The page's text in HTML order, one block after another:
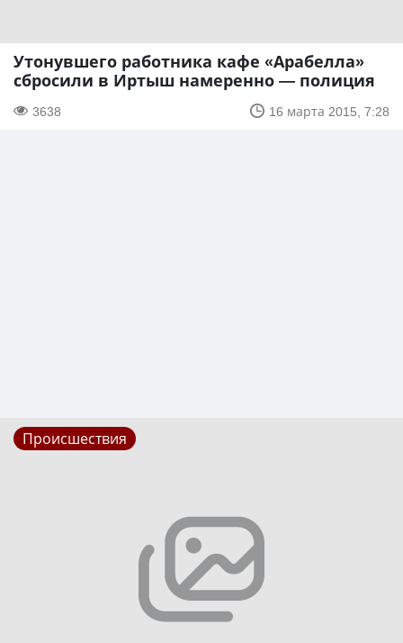
Утонувшего работника кафе «Арабелла»
сбросили в Иртыш намеренно — полиция
3638 16 марта 2015, 7:28
Происшествия